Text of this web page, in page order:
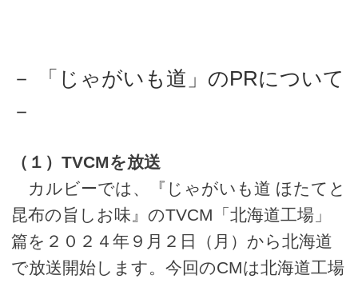
－ 「じゃがいも道」のPRについて
－
（１）TVCMを放送
カルビーでは、『じゃがいも道 ほたてと
昆布の旨しお味』のTVCM「北海道工場」
篇を２０２４年９月２日（月）から北海道
で放送開始します。今回のCMは北海道工場